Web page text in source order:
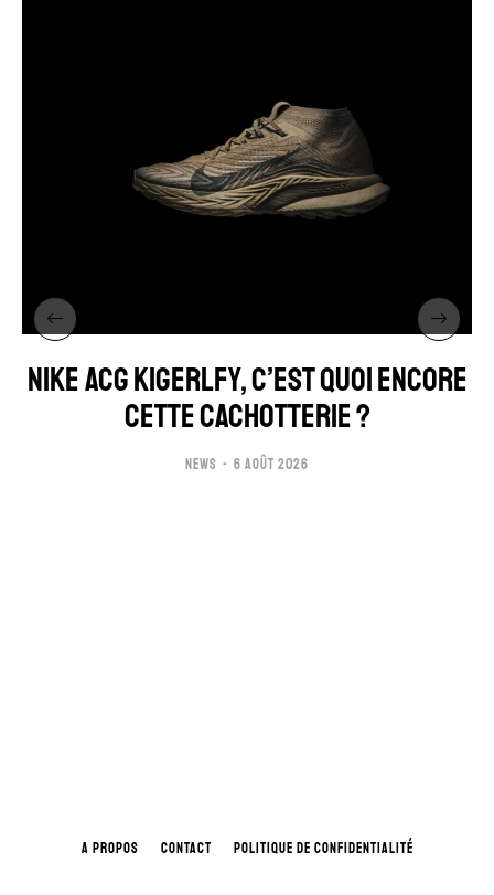
NIKE ACG KIGERLFY, C’EST QUOI ENCORE
CETTE CACHOTTERIE ?
NEWS 6 AOÛT 2026
A PROPOS CONTACT POLITIQUE DE CONFIDENTIALITÉ